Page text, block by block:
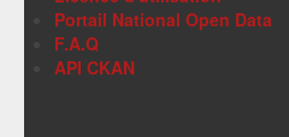
Portail National Open Data
F.A.Q
API CKAN